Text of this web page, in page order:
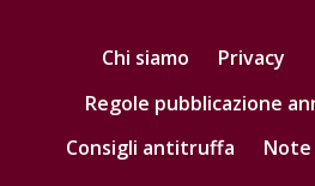
Chi siamo Privacy
Regole pubblicazione
Consigli antitruffa
Note